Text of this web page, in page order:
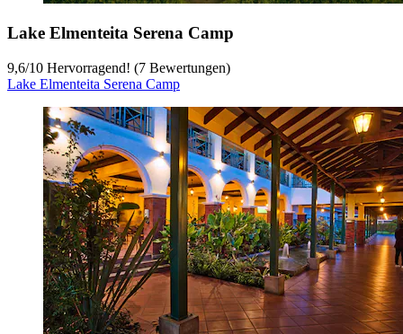
Lake Elmenteita Serena Camp
9,6/10 Hervorragend! (7 Bewertungen)
Lake Elmenteita Serena Camp